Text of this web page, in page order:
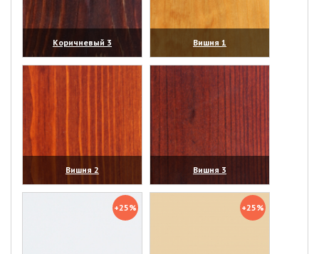
Коричневый 3
(увеличить)
Вишня 1
(увеличить)
Вишня 2
(увеличить)
Вишня 3
(увеличить)
+25%
+25%